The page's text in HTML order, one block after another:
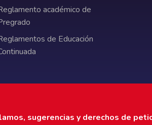
académico de
de Educación
sugerencias y derechos de